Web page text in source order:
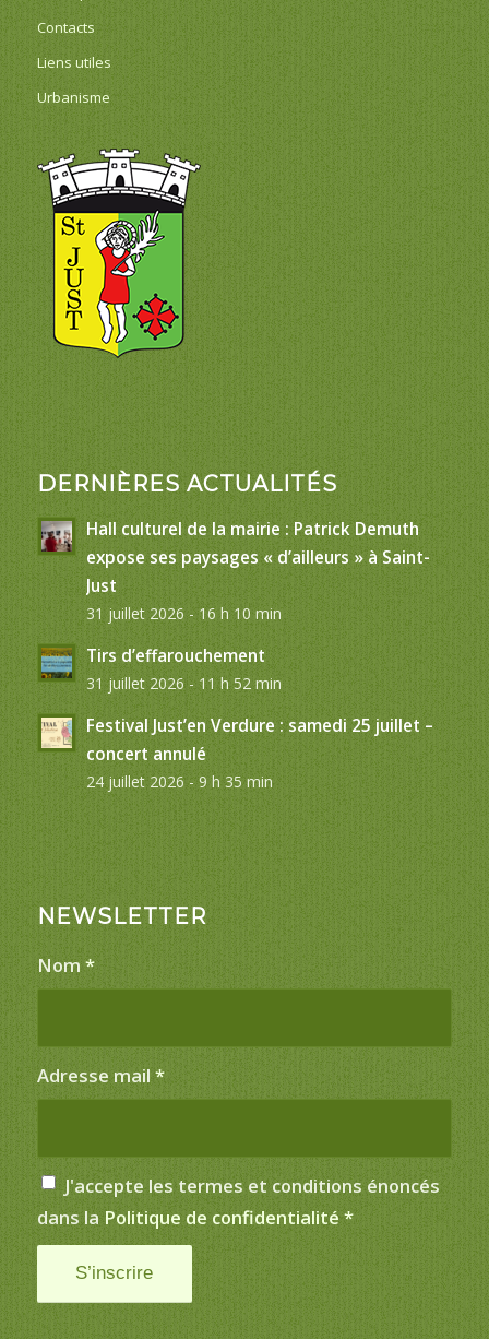
Contacts
Liens utiles
Urbanisme
DERNIÈRES ACTUALITÉS
Hall culturel de la mairie : Patrick Demuth
expose ses paysages « d’ailleurs » à Saint-
Just
31 juillet 2026 - 16 h 10 min
Tirs d’effarouchement
31 juillet 2026 - 11 h 52 min
Festival Just’en Verdure : samedi 25 juillet –
concert annulé
24 juillet 2026 - 9 h 35 min
NEWSLETTER
Nom *
Adresse mail *
J'accepte les termes et conditions énoncés
dans la Politique de confidentialité *